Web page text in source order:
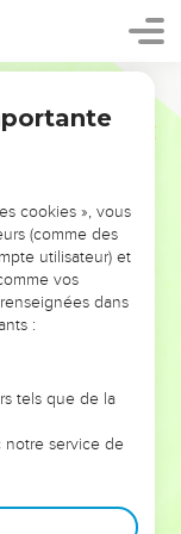
ÉVITER LES
les erreurs
même que ce
et responsables
que leurs erreurs
cookies », vous
(comme des
utilisateur) et
vos
dans
:
tels que de la
notre service de